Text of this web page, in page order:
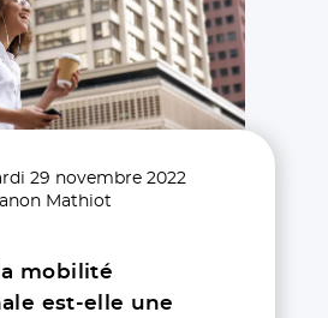
29 novembre 2022
Mathiot
mobilité
est-elle une